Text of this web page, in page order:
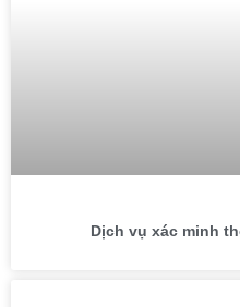
Dịch vụ xác minh